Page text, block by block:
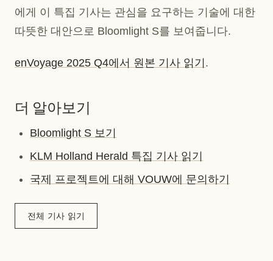
에게 이 특집 기사는 관심을 요구하는 기술에 대한
따뜻한 대안으로 Bloomlight S를 보여줍니다.
enVoyage 2025 Q4에서 원본 기사 읽기 .
더 알아보기
Bloomlight S 보기
KLM Holland Herald 특집 기사 읽기
국제 프로젝트에 대해 VOUW에 문의하기
전체 기사 읽기